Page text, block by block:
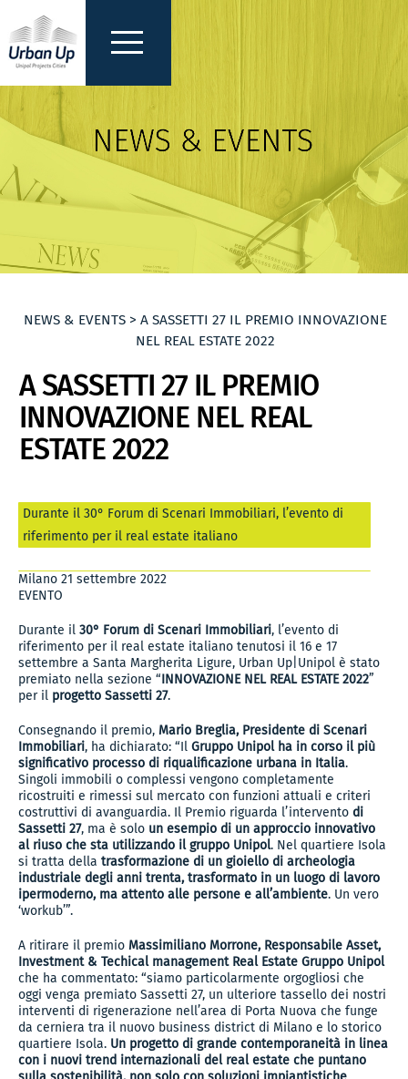
NEWS & EVENTS > A SASSETTI 27 IL PREMIO INNOVAZIONE
NEL REAL ESTATE 2022
A SASSETTI 27 IL PREMIO
INNOVAZIONE NEL REAL
ESTATE 2022
Durante il 30° Forum di Scenari Immobiliari, l’evento di
riferimento per il real estate italiano
Milano 21 settembre 2022
EVENTO
Durante il 30° Forum di Scenari Immobiliari, l’evento di
riferimento per il real estate italiano tenutosi il 16 e 17
settembre a Santa Margherita Ligure, Urban Up|Unipol è stato
premiato nella sezione “INNOVAZIONE NEL REAL ESTATE 2022”
per il progetto Sassetti 27.
Consegnando il premio, Mario Breglia, Presidente di Scenari
Immobiliari, ha dichiarato: “Il Gruppo Unipol ha in corso il più
significativo processo di riqualificazione urbana in Italia.
Singoli immobili o complessi vengono completamente
ricostruiti e rimessi sul mercato con funzioni attuali e criteri
costruttivi di avanguardia. Il Premio riguarda l’intervento di
Sassetti 27, ma è solo un esempio di un approccio innovativo
al riuso che sta utilizzando il gruppo Unipol. Nel quartiere Isola
si tratta della trasformazione di un gioiello di archeologia
industriale degli anni trenta, trasformato in un luogo di lavoro
ipermoderno, ma attento alle persone e all’ambiente. Un vero
‘workub’”.
A ritirare il premio Massimiliano Morrone, Responsabile Asset,
Investment & Techical management Real Estate Gruppo Unipol
che ha commentato: “siamo particolarmente orgogliosi che
oggi venga premiato Sassetti 27, un ulteriore tassello dei nostri
interventi di rigenerazione nell’area di Porta Nuova che funge
da cerniera tra il nuovo business district di Milano e lo storico
quartiere Isola. Un progetto di grande contemporaneità in linea
con i nuovi trend internazionali del real estate che puntano